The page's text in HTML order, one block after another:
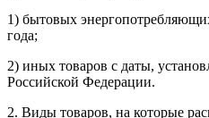
1) бытовых
года;
2) иных товаров с даты,
Российской Федерации.
2. Виды товаров, на которые